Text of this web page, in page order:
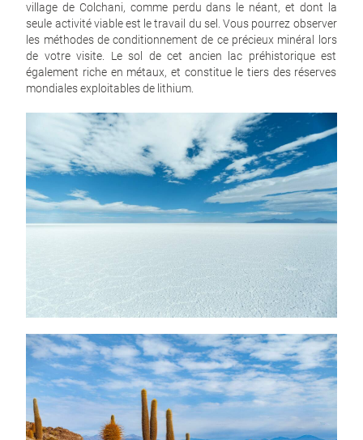
village de Colchani, comme perdu dans le néant, et dont la
seule activité viable est le travail du sel. Vous pourrez observer
les méthodes de conditionnement de ce précieux minéral lors
de votre visite. Le sol de cet ancien lac préhistorique est
également riche en métaux, et constitue le tiers des réserves
mondiales exploitables de lithium.